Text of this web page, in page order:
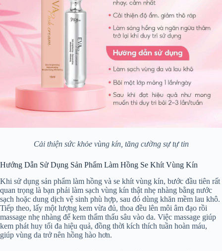
Cải thiện sức khỏe vùng kín, tăng cường sự tự tin
Hướng Dẫn Sử Dụng Sản Phẩm Làm Hồng Se Khít Vùng Kín
Khi sử dụng sản phẩm làm hồng và se khít vùng kín, bước đầu tiên rất
quan trọng là bạn phải làm sạch vùng kín thật nhẹ nhàng bằng nước
sạch hoặc dung dịch vệ sinh phù hợp, sau đó dùng khăn mềm lau khô.
Tiếp theo, lấy một lượng kem vừa đủ, thoa đều lên môi âm đạo rồi
massage nhẹ nhàng để kem thẩm thấu sâu vào da. Việc massage giúp
kem phát huy tối đa hiệu quả, đồng thời kích thích tuần hoàn máu,
giúp vùng da trở nên hồng hào hơn.